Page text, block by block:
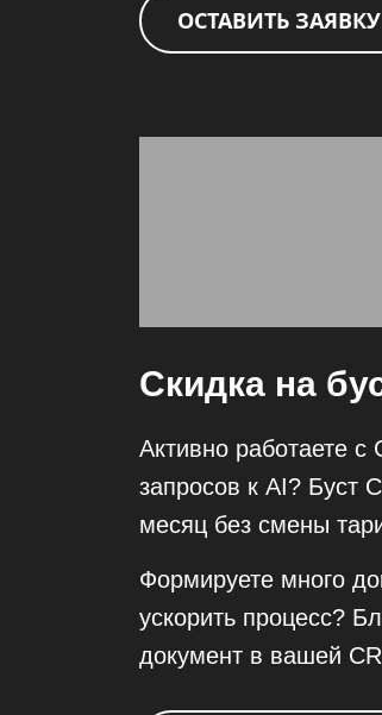
ОСТАВИТЬ ЗАЯВКУ
Скидка на
Активно работаете с
запросов к AI? Буст
месяц без смены
Формируете много
ускорить процесс?
документ в вашей